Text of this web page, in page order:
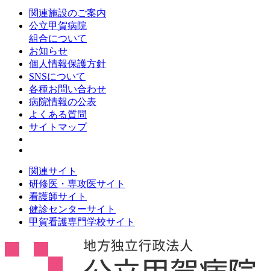
関連施設のご案内
公立甲賀病院
組合について
お知らせ
個人情報保護方針
SNSについて
各種お問い合わせ
病院情報の公表
よくある質問
サイトマップ
関連サイト
研修医・専攻医サイト
看護師サイト
健診センターサイト
甲賀看護専門学校サイト